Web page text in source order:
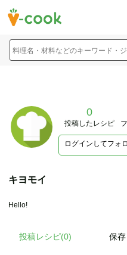
料理名・材料などのキーワード・
0
投稿したレシピ
ログインしてフォ
キヨモイ
Hello!
投稿レシピ(0) 保